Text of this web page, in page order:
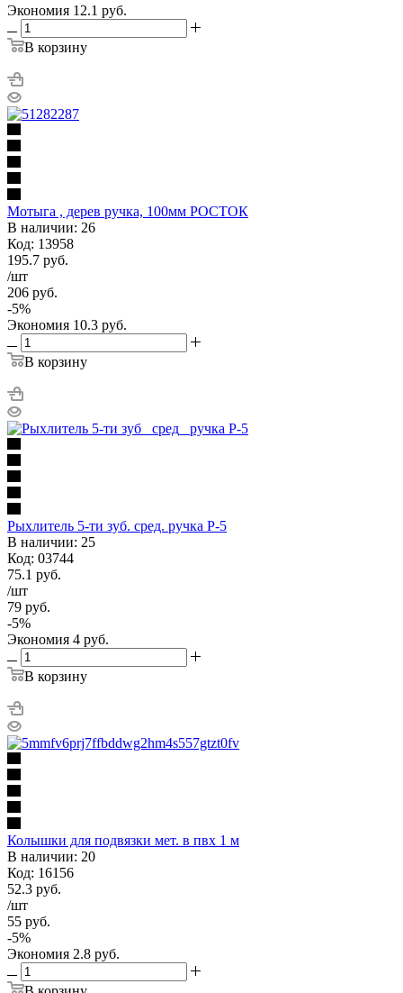
Экономия 12.1 руб.
В корзину
Мотыга , дерев ручка, 100мм РОСТОК
В наличии: 26
Код: 13958
195.7 руб.
/шт
206 руб.
-5%
Экономия 10.3 руб.
В корзину
Рыхлитель 5-ти зуб. сред. ручка Р-5
В наличии: 25
Код: 03744
75.1 руб.
/шт
79 руб.
-5%
Экономия 4 руб.
В корзину
Колышки для подвязки мет. в пвх 1 м
В наличии: 20
Код: 16156
52.3 руб.
/шт
55 руб.
-5%
Экономия 2.8 руб.